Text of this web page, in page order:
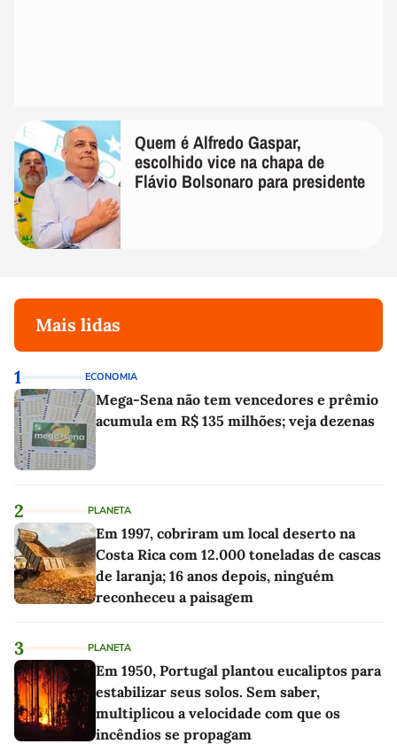
Quem é Alfredo Gaspar,
escolhido vice na chapa de
Flávio Bolsonaro para presidente
Mais lidas
1 ECONOMIA
Mega-Sena não tem vencedores e prêmio
acumula em R$ 135 milhões; veja dezenas
2 PLANETA
Em 1997, cobriram um local deserto na
Costa Rica com 12.000 toneladas de cascas
de laranja; 16 anos depois, ninguém
reconheceu a paisagem
3 PLANETA
Em 1950, Portugal plantou eucaliptos para
estabilizar seus solos. Sem saber,
multiplicou a velocidade com que os
incêndios se propagam